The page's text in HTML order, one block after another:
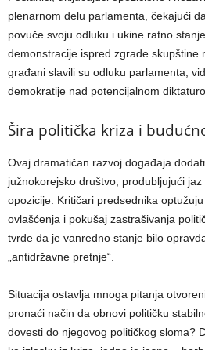
plenarnom delu parlamenta, čekajući
povuče svoju odluku i ukine ratno
demonstracije ispred zgrade skupštine
građani slavili su odluku parlamenta,
demokratije nad potencijalnom
Šira politička kriza i
Ovaj dramatičan razvoj događaja
južnokorejsko društvo, produbljujući
opozicije. Kritičari predsednika
ovlašćenja i pokušaj zastrašivanja
tvrde da je vanredno stanje bilo
„antidržavne pretnje“.
Situacija ostavlja mnoga pitanja
pronaći način da obnovi političku
dovesti do njegovog političkog sloma?